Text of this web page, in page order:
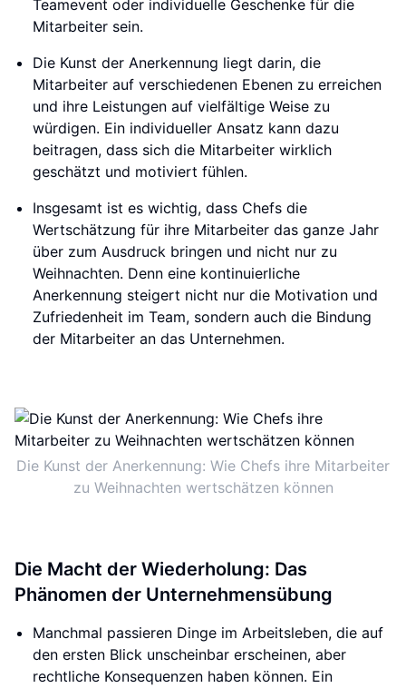
Teamevent oder individuelle Geschenke für die
Mitarbeiter sein.
Die Kunst der Anerkennung liegt darin, die
Mitarbeiter auf verschiedenen Ebenen zu erreichen
und ihre Leistungen auf vielfältige Weise zu
würdigen. Ein individueller Ansatz kann dazu
beitragen, dass sich die Mitarbeiter wirklich
geschätzt und motiviert fühlen.
Insgesamt ist es wichtig, dass Chefs die
Wertschätzung für ihre Mitarbeiter das ganze Jahr
über zum Ausdruck bringen und nicht nur zu
Weihnachten. Denn eine kontinuierliche
Anerkennung steigert nicht nur die Motivation und
Zufriedenheit im Team, sondern auch die Bindung
der Mitarbeiter an das Unternehmen.
Die Kunst der Anerkennung: Wie Chefs ihre Mitarbeiter
zu Weihnachten wertschätzen können
Die Macht der Wiederholung: Das
Phänomen der Unternehmensübung
Manchmal passieren Dinge im Arbeitsleben, die auf
den ersten Blick unscheinbar erscheinen, aber
rechtliche Konsequenzen haben können. Ein